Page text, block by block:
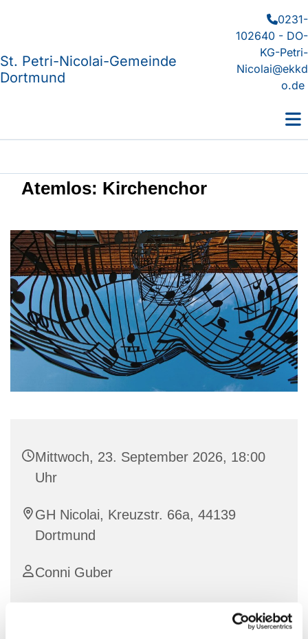
St. Petri-Nicolai-Gemeinde
Dortmund
0231-
102640 - DO-
KG-Petri-
Nicolai@ekkd
o.de
Atemlos: Kirchenchor
Mittwoch, 23. September 2026, 18:00
Uhr
GH Nicolai, Kreuzstr. 66a, 44139
Dortmund
Conni Guber